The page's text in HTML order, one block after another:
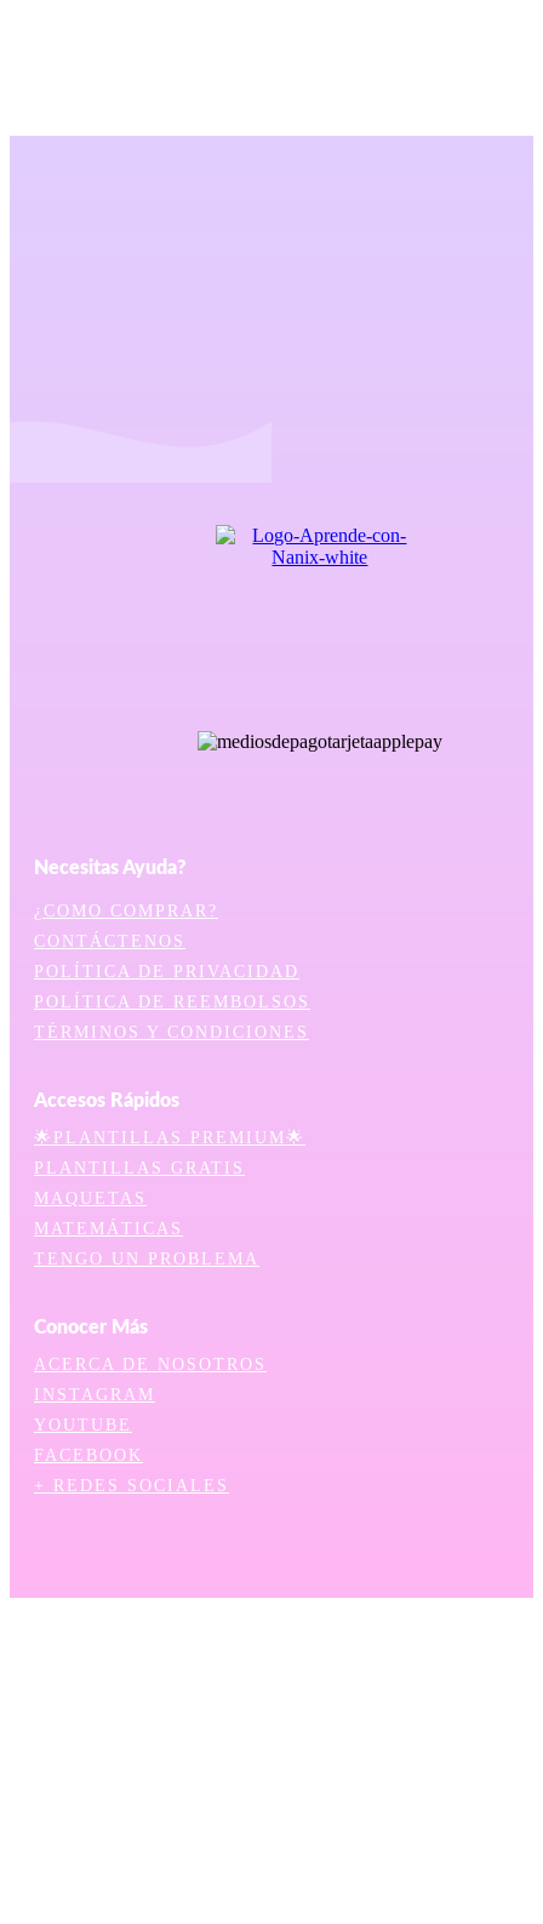
Necesitas Ayuda?
¿COMO COMPRAR?
CONTÁCTENOS
POLÍTICA DE PRIVACIDAD
POLÍTICA DE REEMBOLSOS
TÉRMINOS Y CONDICIONES
Accesos Rápidos
🌟PLANTILLAS PREMIUM🌟
PLANTILLAS GRATIS
MAQUETAS
MATEMÁTICAS
TENGO UN PROBLEMA
Conocer Más
ACERCA DE NOSOTROS
INSTAGRAM
YOUTUBE
FACEBOOK
+ REDES SOCIALES